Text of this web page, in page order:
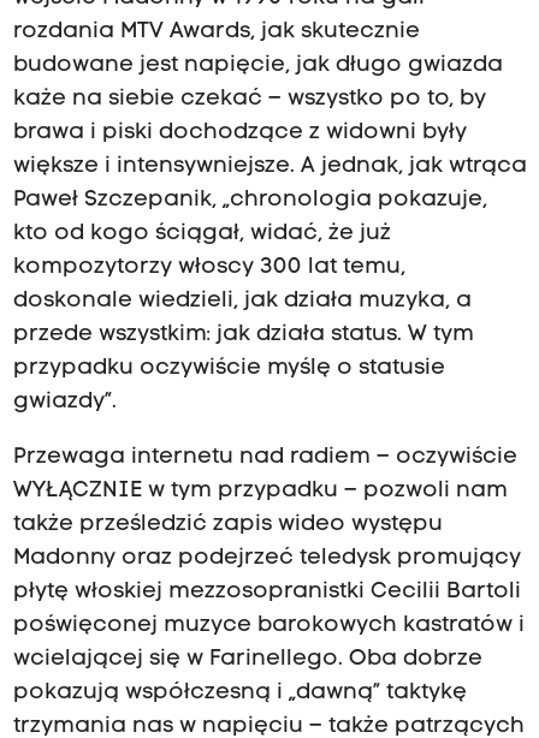
rozdania MTV Awards, jak skutecznie
budowane jest napięcie, jak długo gwiazda
każe na siebie czekać – wszystko po to, by
brawa i piski dochodzące z widowni były
większe i intensywniejsze. A jednak, jak wtrąca
Paweł Szczepanik, „chronologia pokazuje,
kto od kogo ściągał, widać, że już
kompozytorzy włoscy 300 lat temu,
doskonale wiedzieli, jak działa muzyka, a
przede wszystkim: jak działa status. W tym
przypadku oczywiście myślę o statusie
gwiazdy”.
Przewaga internetu nad radiem – oczywiście
WYŁĄCZNIE w tym przypadku – pozwoli nam
także prześledzić zapis wideo występu
Madonny oraz podejrzeć teledysk promujący
płytę włoskiej mezzosopranistki Cecilii Bartoli
poświęconej muzyce barokowych kastratów i
wcielającej się w Farinellego. Oba dobrze
pokazują współczesną i „dawną” taktykę
trzymania nas w napięciu – także patrzących